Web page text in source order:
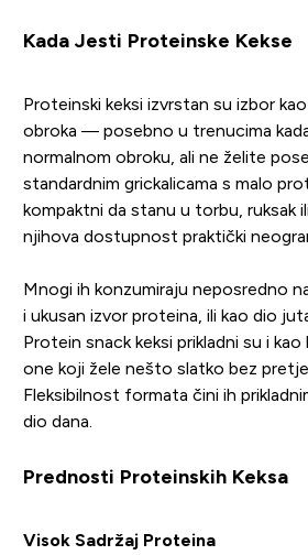
Kada Jesti Proteinske Kekse
Proteinski keksi izvrstan su izbor
obroka — posebno u trenucima
normalnom obroku, ali ne želite
standardnim grickalicama s malo
kompaktni da stanu u torbu, ruksak
njihova dostupnost praktički
Mnogi ih konzumiraju neposredno
i ukusan izvor proteina, ili kao dio
Protein snack keksi prikladni su i
one koji žele nešto slatko bez
Fleksibilnost formata čini ih
dio dana.
Prednosti Proteinskih Keksa
Visok Sadržaj Proteina